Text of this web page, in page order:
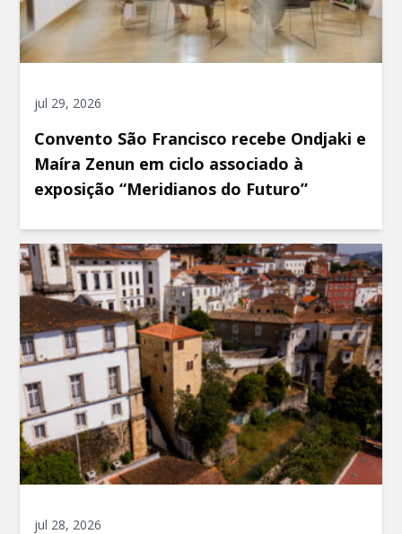
jul 29, 2026
Convento São Francisco recebe Ondjaki e
Maíra Zenun em ciclo associado à
exposição “Meridianos do Futuro”
jul 28, 2026